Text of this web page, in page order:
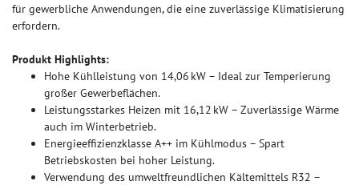
für gewerbliche Anwendungen, die eine zuverlässige Klimatisierung
erfordern.
Produkt Highlights:
Hohe Kühlleistung von 14,06 kW – Ideal zur Temperierung
großer Gewerbeflächen.
Leistungsstarkes Heizen mit 16,12 kW – Zuverlässige Wärme
auch im Winterbetrieb.
Energieeffizienzklasse A++ im Kühlmodus – Spart
Betriebskosten bei hoher Leistung.
Verwendung des umweltfreundlichen Kältemittels R32 –